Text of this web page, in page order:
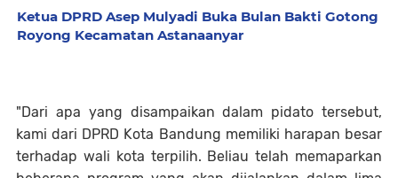
Ketua DPRD Asep Mulyadi Buka Bulan Bakti Gotong
Royong Kecamatan Astanaanyar
"Dari apa yang disampaikan dalam pidato tersebut,
kami dari DPRD Kota Bandung memiliki harapan besar
terhadap wali kota terpilih. Beliau telah memaparkan